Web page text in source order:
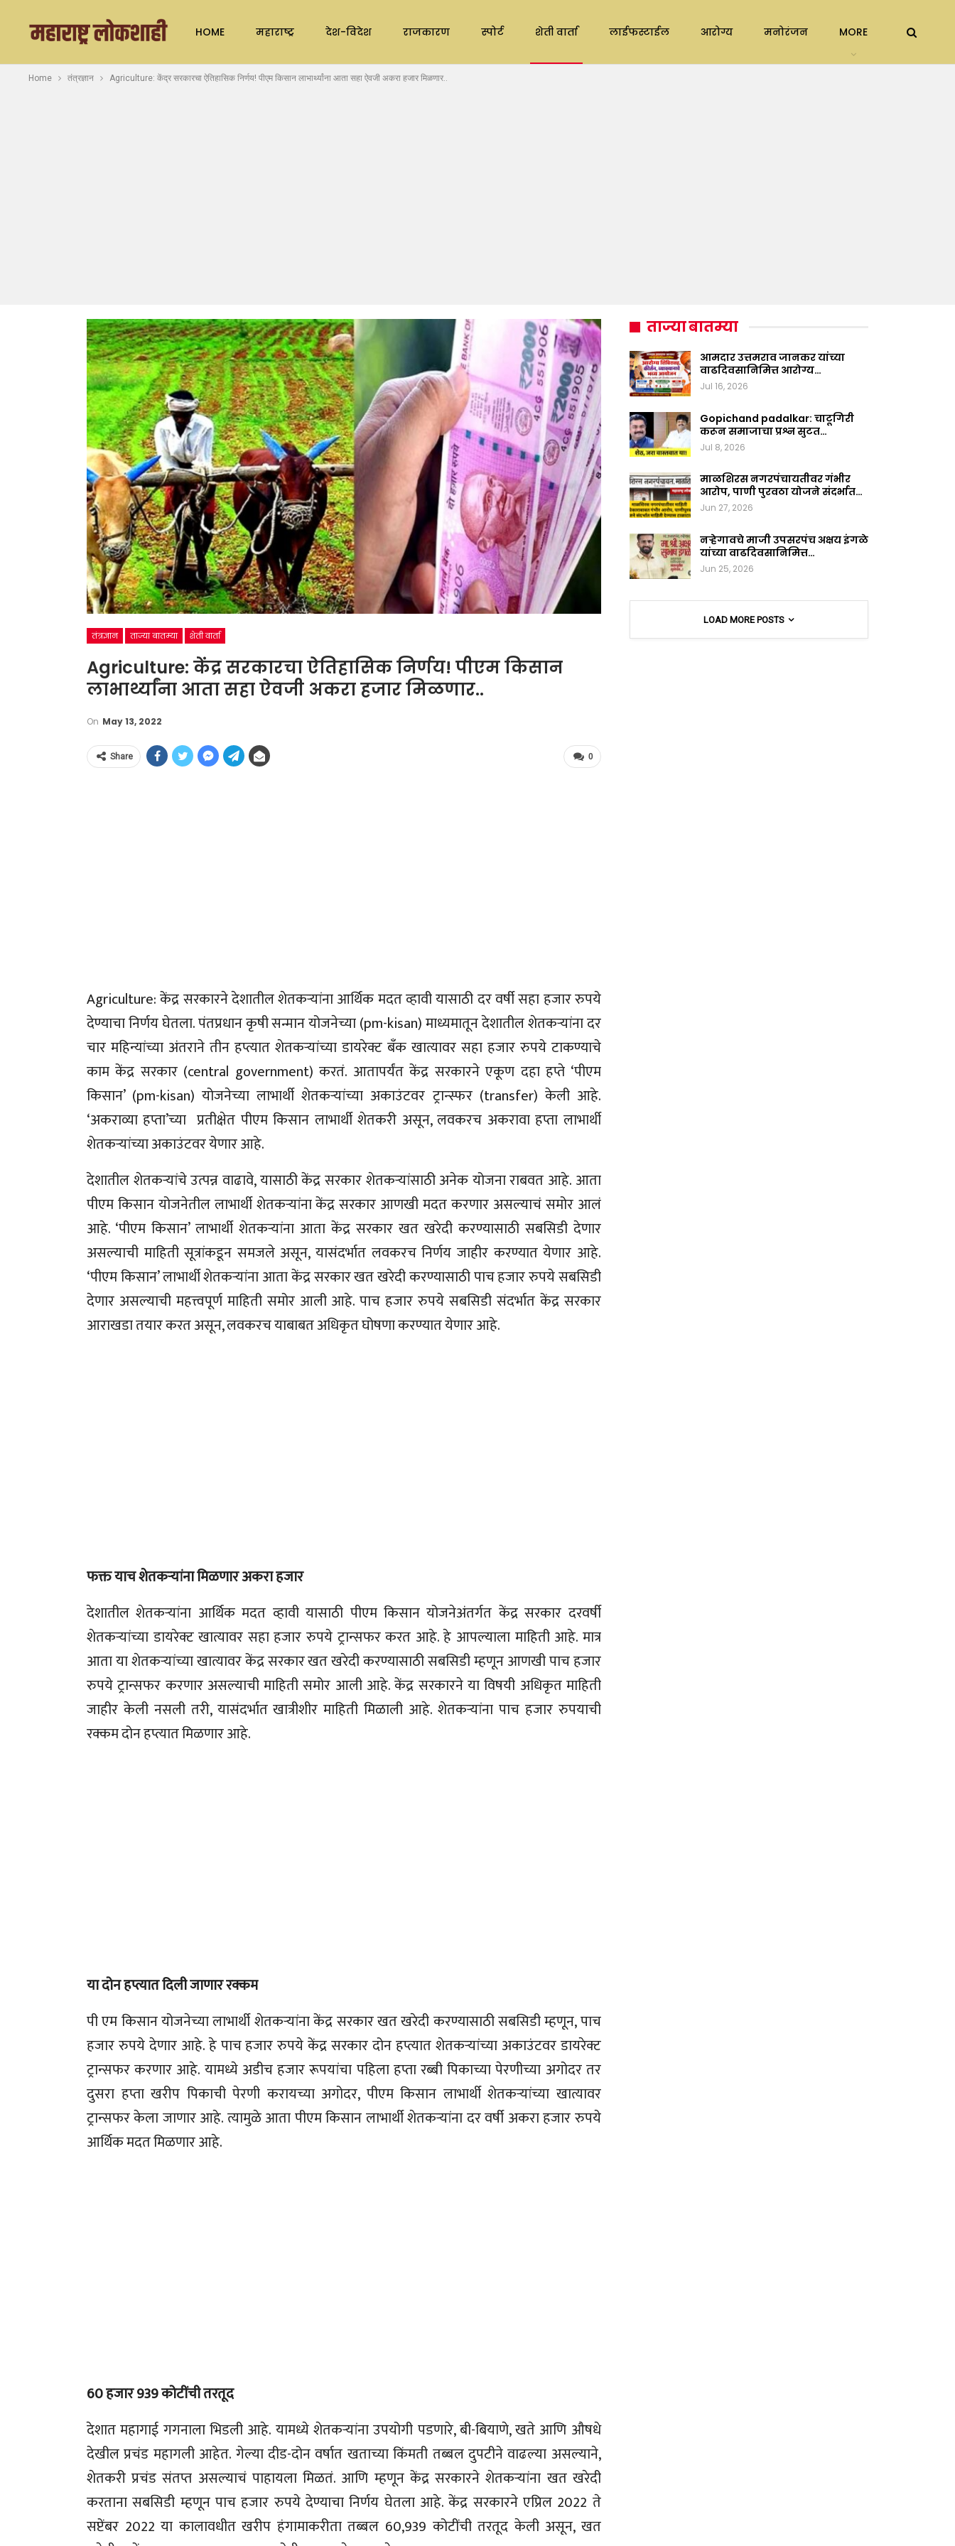
HOME महाराष्ट्र देश-विदेश राजकारण स्पोर्ट शेती वार्ता लाईफस्टाईल आरोग्य मनोरंजन MORE
Home तंत्रज्ञान Agriculture: केंद्र सरकारचा ऐतिहासिक निर्णय! पीएम किसान लाभार्थ्यांना आता सहा ऐवजी अकरा हजार मिळणार..
तंत्रज्ञान ताज्या बातम्या शेती वार्ता
Agriculture: केंद्र सरकारचा ऐतिहासिक निर्णय! पीएम किसान
लाभार्थ्यांना आता सहा ऐवजी अकरा हजार मिळणार..
On May 13, 2022
0
Share
Agriculture: केंद्र सरकारने देशातील शेतकऱ्यांना आर्थिक मदत व्हावी यासाठी दर वर्षी सहा हजार रुपये
देण्याचा निर्णय घेतला. पंतप्रधान कृषी सन्मान योजनेच्या (pm-kisan) माध्यमातून देशातील शेतकऱ्यांना दर
चार महिन्यांच्या अंतराने तीन हप्त्यात शेतकऱ्यांच्या डायरेक्ट बँक खात्यावर सहा हजार रुपये टाकण्याचे
काम केंद्र सरकार (central government) करतं. आतापर्यंत केंद्र सरकारने एकूण दहा हप्ते ‘पीएम
किसान’ (pm-kisan) योजनेच्या लाभार्थी शेतकऱ्यांच्या अकाउंटवर ट्रान्स्फर (transfer) केली आहे.
‘अकराव्या हप्ता’च्या प्रतीक्षेत पीएम किसान लाभार्थी शेतकरी असून, लवकरच अकरावा हप्ता लाभार्थी
शेतकऱ्यांच्या अकाउंटवर येणार आहे.
देशातील शेतकऱ्यांचे उत्पन्न वाढावे, यासाठी केंद्र सरकार शेतकऱ्यांसाठी अनेक योजना राबवत आहे. आता
पीएम किसान योजनेतील लाभार्थी शेतकऱ्यांना केंद्र सरकार आणखी मदत करणार असल्याचं समोर आलं
आहे. ‘पीएम किसान’ लाभार्थी शेतकऱ्यांना आता केंद्र सरकार खत खरेदी करण्यासाठी सबसिडी देणार
असल्याची माहिती सूत्रांकडून समजले असून, यासंदर्भात लवकरच निर्णय जाहीर करण्यात येणार आहे.
‘पीएम किसान’ लाभार्थी शेतकऱ्यांना आता केंद्र सरकार खत खरेदी करण्यासाठी पाच हजार रुपये सबसिडी
देणार असल्याची महत्त्वपूर्ण माहिती समोर आली आहे. पाच हजार रुपये सबसिडी संदर्भात केंद्र सरकार
आराखडा तयार करत असून, लवकरच याबाबत अधिकृत घोषणा करण्यात येणार आहे.
फक्त याच शेतकऱ्यांना मिळणार अकरा हजार
देशातील शेतकऱ्यांना आर्थिक मदत व्हावी यासाठी पीएम किसान योजनेअंतर्गत केंद्र सरकार दरवर्षी
शेतकऱ्यांच्या डायरेक्ट खात्यावर सहा हजार रुपये ट्रान्सफर करत आहे. हे आपल्याला माहिती आहे. मात्र
आता या शेतकऱ्यांच्या खात्यावर केंद्र सरकार खत खरेदी करण्यासाठी सबसिडी म्हणून आणखी पाच हजार
रुपये ट्रान्सफर करणार असल्याची माहिती समोर आली आहे. केंद्र सरकारने या विषयी अधिकृत माहिती
जाहीर केली नसली तरी, यासंदर्भात खात्रीशीर माहिती मिळाली आहे. शेतकऱ्यांना पाच हजार रुपयाची
रक्कम दोन हप्त्यात मिळणार आहे.
या दोन हप्त्यात दिली जाणार रक्कम
पी एम किसान योजनेच्या लाभार्थी शेतकऱ्यांना केंद्र सरकार खत खरेदी करण्यासाठी सबसिडी म्हणून, पाच
हजार रुपये देणार आहे. हे पाच हजार रुपये केंद्र सरकार दोन हप्त्यात शेतकऱ्यांच्या अकाउंटवर डायरेक्ट
ट्रान्सफर करणार आहे. यामध्ये अडीच हजार रूपयांचा पहिला हप्ता रब्बी पिकाच्या पेरणीच्या अगोदर तर
दुसरा हप्ता खरीप पिकाची पेरणी करायच्या अगोदर, पीएम किसान लाभार्थी शेतकऱ्यांच्या खात्यावर
ट्रान्सफर केला जाणार आहे. त्यामुळे आता पीएम किसान लाभार्थी शेतकऱ्यांना दर वर्षी अकरा हजार रुपये
आर्थिक मदत मिळणार आहे.
60 हजार 939 कोटींची तरतूद
देशात महागाई गगनाला भिडली आहे. यामध्ये शेतकऱ्यांना उपयोगी पडणारे, बी-बियाणे, खते आणि औषधे
देखील प्रचंड महागली आहेत. गेल्या दीड-दोन वर्षात खताच्या किंमती तब्बल दुपटीने वाढल्या असल्याने,
शेतकरी प्रचंड संतप्त असल्याचं पाहायला मिळतं. आणि म्हणून केंद्र सरकारने शेतकऱ्यांना खत खरेदी
करताना सबसिडी म्हणून पाच हजार रुपये देण्याचा निर्णय घेतला आहे. केंद्र सरकारने एप्रिल 2022 ते
सप्टेंबर 2022 या कालावधीत खरीप हंगामाकरीता तब्बल 60,939 कोटींची तरतूद केली असून, खत
ताज्या बातम्या
आमदार उत्तमराव जानकर यांच्या
वाढदिवसानिमित्त आरोग्य…
Jul 16, 2026
Gopichand padalkar: चाटूगिरी
करून समाजाचा प्रश्न सुटत…
Jul 8, 2026
माळशिरस नगरपंचायतीवर गंभीर
आरोप, पाणी पुरवठा योजने संदर्भात…
Jun 27, 2026
नऱ्हेगावचे माजी उपसरपंच अक्षय इंगळे
यांच्या वाढदिवसानिमित्त…
Jun 25, 2026
LOAD MORE POSTS